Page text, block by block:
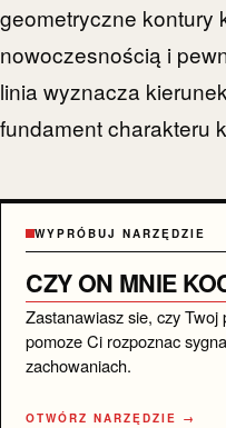
geometryczne kontury
nowoczesnością i
linia wyznacza
fundament charakteru
WYPRÓBUJ NARZĘDZIE
CZY ON MNIE
Zastanawiasz sie, czy
pomoze Ci rozpoznac
zachowaniach.
OTWÓRZ NARZĘDZIE →